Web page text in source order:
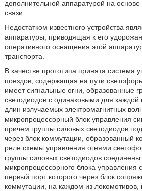
дополнительной аппаратурой на
связи.
Недостатком известного устройства
аппаратуры, приводящая к его
оперативного оснащения этой
транспорта.
В качестве прототипа принята система
поездов, содержащая на пути
имеет сигнальные огни, образованные
светодиодов с одинаковыми для каждой
длин излучаемых электромагнитных
микропроцессорный блок управления
причем группы силовых светодиодов
через блок коммутации, образованный
реле схемы управления огнями
группы силовых светодиодов
микропроцессорного блока управления
первый порт которого через блок
коммутации, на каждом из локомотивов,